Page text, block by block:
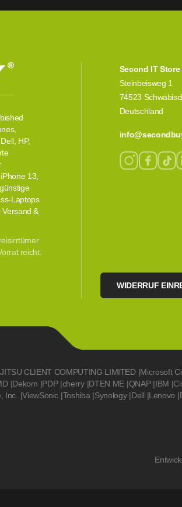
HP,
13,
Laptops
&
reicht.
Second IT Store
Steinbeisweg 1
74523
Deutschland
WIDERRUF
CLIENT COMPUTING LIMITED |Microsoft
|Dekom |PDP |cherry |DTEN ME |QNAP |IBM |
Inc. |ViewSonic |Toshiba |Synology |Dell |Lenovo |